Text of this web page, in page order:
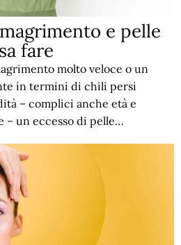
e pelle
fare
molto veloce o un
in termini di chili persi
– complici anche età e
un eccesso di pelle…